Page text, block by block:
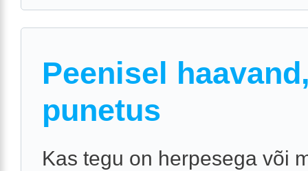
Peenisel
punetus
Kas tegu on herpesega või